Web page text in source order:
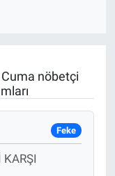
nöbetçi
Feke
KARŞI